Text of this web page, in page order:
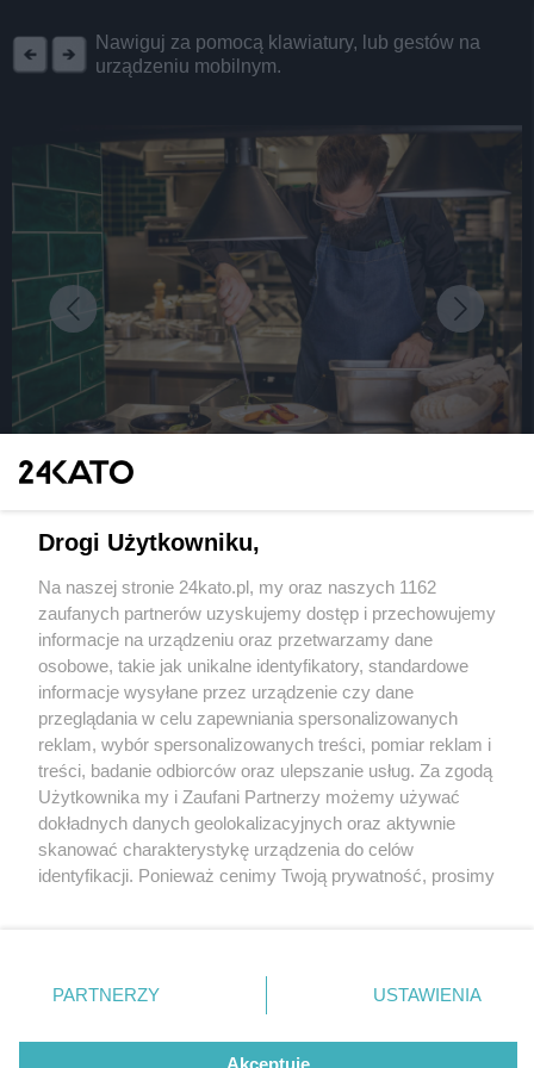
Nawiguj za pomocą klawiatury, lub gestów na
urządzeniu mobilnym.
Restauracji Śląskich
Już 24 lutego startuje II
edycja Festiwalu Restauracji
Śląskich
Wydawca mediów lokalnych
Nie zapomnij
zapoznać się z:
polityką prywatności regulamin korzystania z portali
Twojemiasto
Piekary Śląskie
Chorzów
Tarnowskie Góry
Gliwice
Skontakuj sięz nami
Kontakt
Wydawca
Redakcja
Drogi Użytkowniku,
Na naszej stronie 24kato.pl, my oraz naszych 1162
zaufanych partnerów uzyskujemy dostęp i przechowujemy
informacje na urządzeniu oraz przetwarzamy dane
osobowe, takie jak unikalne identyfikatory, standardowe
informacje wysyłane przez urządzenie czy dane
przeglądania w celu zapewniania spersonalizowanych
reklam, wybór spersonalizowanych treści, pomiar reklam i
treści, badanie odbiorców oraz ulepszanie usług. Za zgodą
Użytkownika my i Zaufani Partnerzy możemy używać
dokładnych danych geolokalizacyjnych oraz aktywnie
skanować charakterystykę urządzenia do celów
identyfikacji. Ponieważ cenimy Twoją prywatność, prosimy
prywatności znajdujący się w lewym dolnym rogu strony
. Niektóre rodzaje przetwarzania danych nie wymagają
zgody użytkownika, ale masz prawo sprzeciwić się
takiemu przetwarzaniu. Preferencje będą miały
PARTNERZY USTAWIENIA
Akceptuję